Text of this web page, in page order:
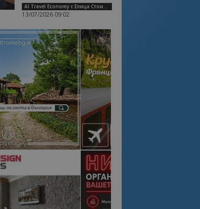
AI Travel Economy с Елица Стоилова
13/07/2026 09:02